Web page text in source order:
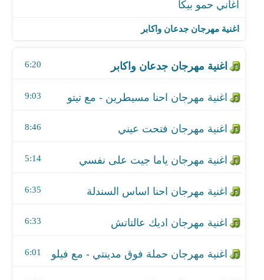
اغنية مهرجان جدعان واكابر
6:20
اغنية مهرجان احنا مسيطرين - مع تيتو
9:03
اغنية مهرجان فتحت عيني
8:46
5:14
6:35
6:33
اغنية مهرجان حملة فوق مدينتي - مع فيلو
6:01
اغنية مهرجان سفاح بره
اغنية مهرجان مساء النقص - مع عمر كمال